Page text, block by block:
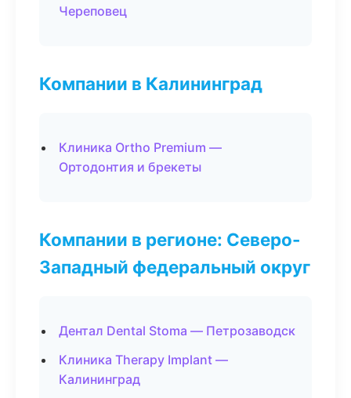
Череповец
Компании в Калининград
Клиника Ortho Premium —
Ортодонтия и брекеты
Компании в регионе: Северо-
Западный федеральный округ
Дентал Dental Stoma — Петрозаводск
Клиника Therapy Implant —
Калининград